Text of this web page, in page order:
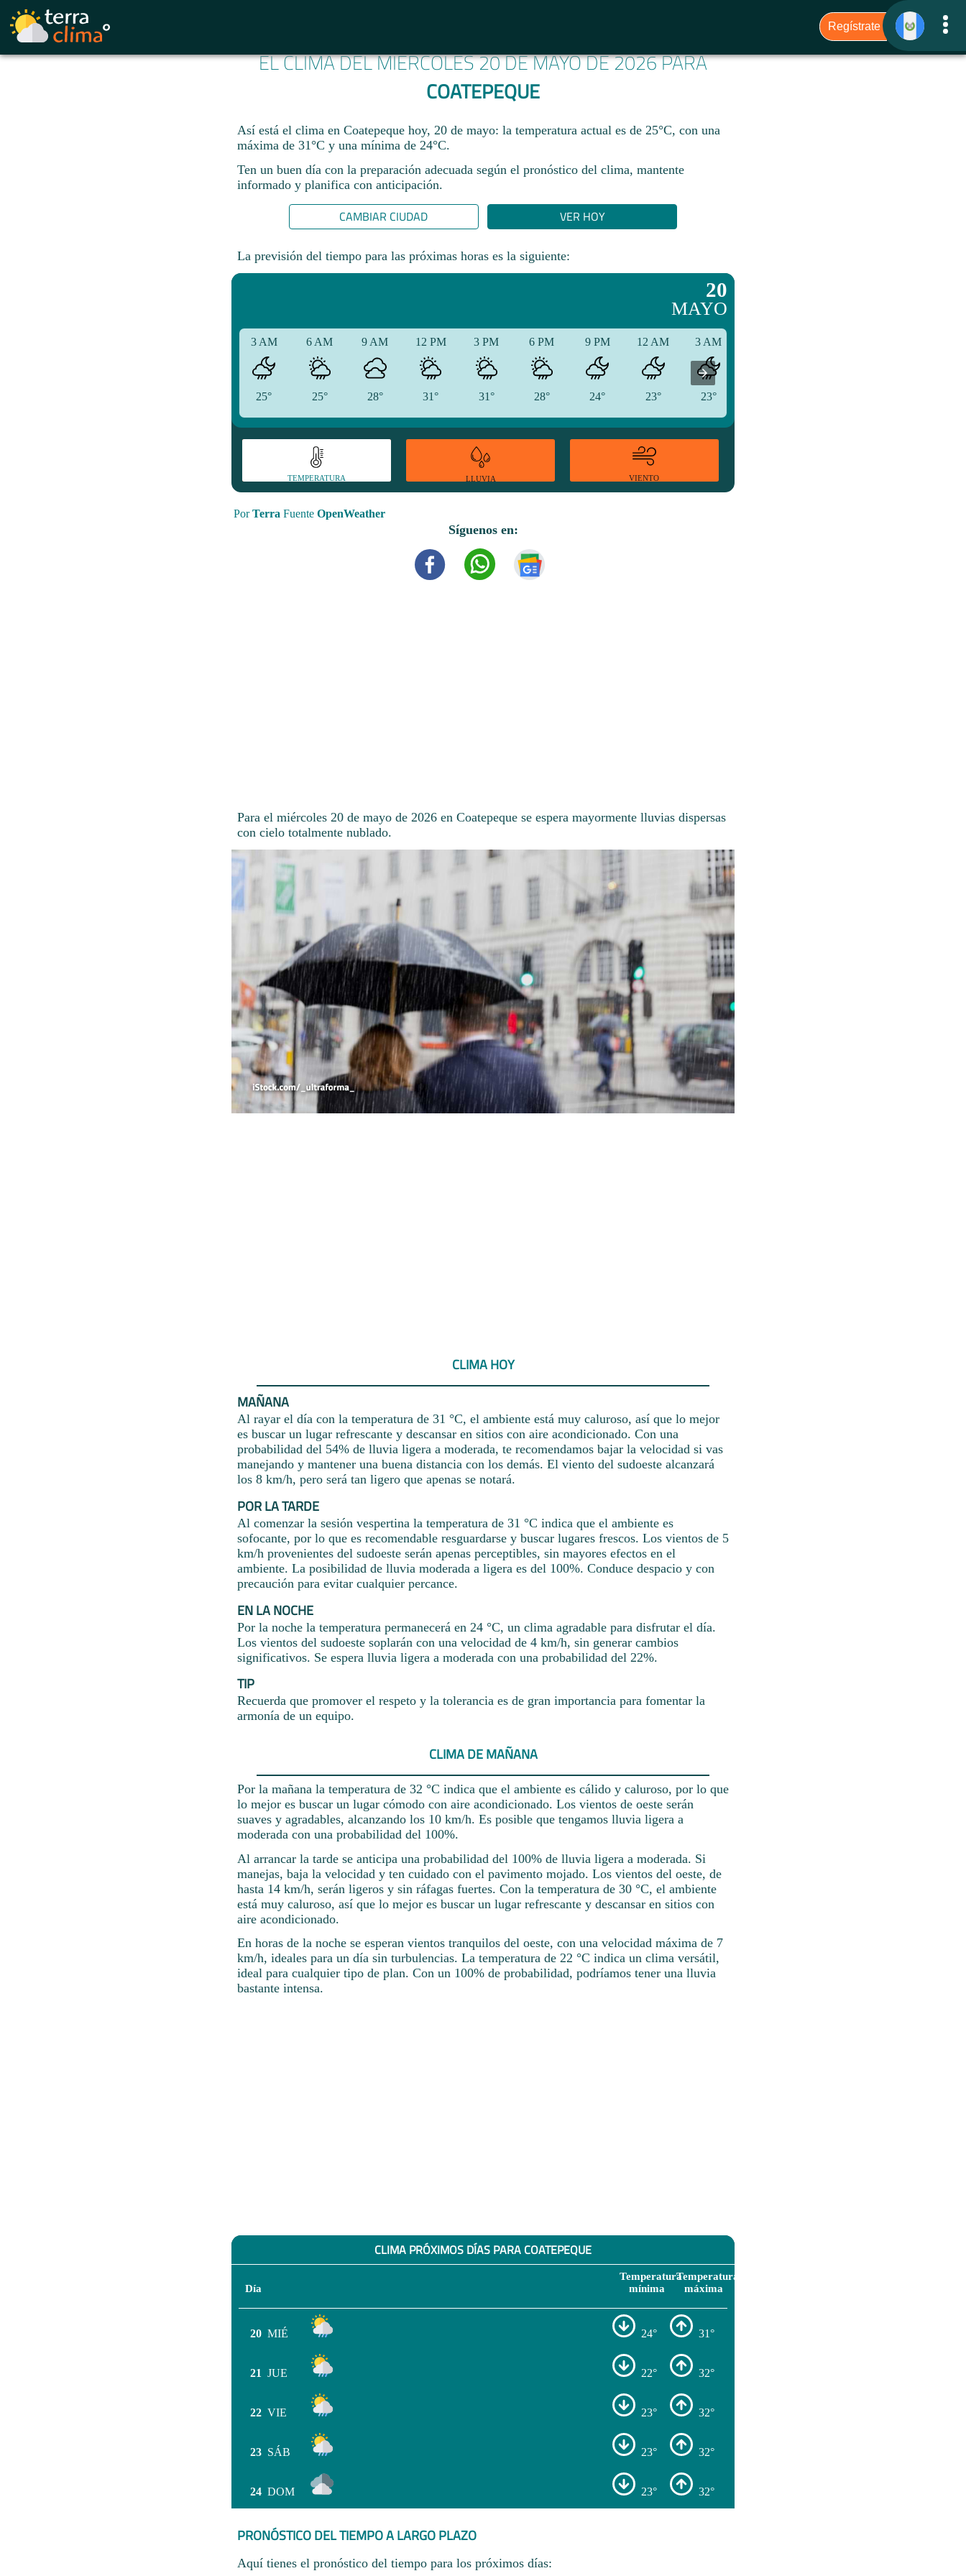
EL CLIMA DEL MIÉRCOLES 20 DE MAYO DE 2026 PARA
COATEPEQUE
Así está el clima en Coatepeque hoy, 20 de mayo: la temperatura actual es de 25°C, con una
máxima de 31°C y una mínima de 24°C.
Ten un buen día con la preparación adecuada según el pronóstico del clima, mantente
informado y planifica con anticipación.​
CAMBIAR CIUDAD VER HOY
La previsión del tiempo para las próximas horas es la siguiente:
20
MAYO
3 AM
25°
6 AM
25°
9 AM
28°
12 PM
31°
3 PM
31°
6 PM
28°
9 PM
24°
12 AM
23°
3 AM
23°
TEMPERATURA LLUVIA VIENTO
PorTerra Fuente OpenWeather
Síguenos en:
Para el miércoles 20 de mayo de 2026 en Coatepeque se espera mayormente lluvias dispersas
con cielo totalmente nublado.
CLIMA HOY
MAÑANA
Al rayar el día con la temperatura de 31 °C, el ambiente está muy caluroso, así que lo mejor
es buscar un lugar refrescante y descansar en sitios con aire acondicionado. Con una
probabilidad del 54% de lluvia ligera a moderada, te recomendamos bajar la velocidad si vas
manejando y mantener una buena distancia con los demás. El viento del sudoeste alcanzará
los 8 km/h, pero será tan ligero que apenas se notará.
POR LA TARDE
Al comenzar la sesión vespertina la temperatura de 31 °C indica que el ambiente es
sofocante, por lo que es recomendable resguardarse y buscar lugares frescos. Los vientos de 5
km/h provenientes del sudoeste serán apenas perceptibles, sin mayores efectos en el
ambiente. La posibilidad de lluvia moderada a ligera es del 100%. Conduce despacio y con
precaución para evitar cualquier percance.
EN LA NOCHE
Por la noche la temperatura permanecerá en 24 °C, un clima agradable para disfrutar el día.
Los vientos del sudoeste soplarán con una velocidad de 4 km/h, sin generar cambios
significativos. Se espera lluvia ligera a moderada con una probabilidad del 22%.
TIP
Recuerda que promover el respeto y la tolerancia es de gran importancia para fomentar la
armonía de un equipo.
CLIMA DE MAÑANA
Por la mañana la temperatura de 32 °C indica que el ambiente es cálido y caluroso, por lo que
lo mejor es buscar un lugar cómodo con aire acondicionado. Los vientos de oeste serán
suaves y agradables, alcanzando los 10 km/h. Es posible que tengamos lluvia ligera a
moderada con una probabilidad del 100%.
Al arrancar la tarde se anticipa una probabilidad del 100% de lluvia ligera a moderada. Si
manejas, baja la velocidad y ten cuidado con el pavimento mojado. Los vientos del oeste, de
hasta 14 km/h, serán ligeros y sin ráfagas fuertes. Con la temperatura de 30 °C, el ambiente
está muy caluroso, así que lo mejor es buscar un lugar refrescante y descansar en sitios con
aire acondicionado.
En horas de la noche se esperan vientos tranquilos del oeste, con una velocidad máxima de 7
km/h, ideales para un día sin turbulencias. La temperatura de 22 °C indica un clima versátil,
ideal para cualquier tipo de plan. Con un 100% de probabilidad, podríamos tener una lluvia
bastante intensa.
CLIMA PRÓXIMOS DÍAS PARA COATEPEQUE
Día
Temperatura
mínima
Temperatura
máxima
20 MIÉ 24° 31°
21 JUE 22° 32°
22 VIE 23° 32°
23 SÁB 23° 32°
24 DOM 23° 32°
PRONÓSTICO DEL TIEMPO A LARGO PLAZO
Aquí tienes el pronóstico del tiempo para los próximos días: